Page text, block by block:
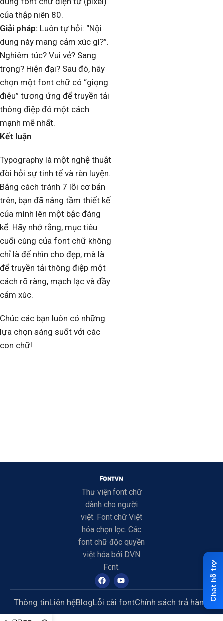
của thập niên 80.
Giải pháp: Luôn tự hỏi: “Nội
dung này mang cảm xúc gì?”.
Nghiêm túc? Vui vẻ? Sang
trọng? Hiện đại? Sau đó, hãy
chọn một font chữ có “giọng
điệu” tương ứng để truyền tải
thông điệp đó một cách
mạnh mẽ nhất.
Kết luận
Typography là một nghệ thuật
đòi hỏi sự tinh tế và rèn luyện.
Bằng cách tránh 7 lỗi cơ bản
trên, bạn đã nâng tầm thiết kế
của mình lên một bậc đáng
kể. Hãy nhớ rằng, mục tiêu
cuối cùng của font chữ không
chỉ là để nhìn cho đẹp, mà là
để truyền tải thông điệp một
cách rõ ràng, mạch lạc và đầy
cảm xúc.
Chúc các bạn luôn có những
lựa chọn sáng suốt với các
con chữ!
Thư viện font chữ
dành cho người
việt. Font chữ Việt
hóa chọn lọc. Các
font chữ độc quyền
việt hóa bởi DVN
Font.
Thông tinLiên hệBlogLỗi cài fontChính sách trả hàng